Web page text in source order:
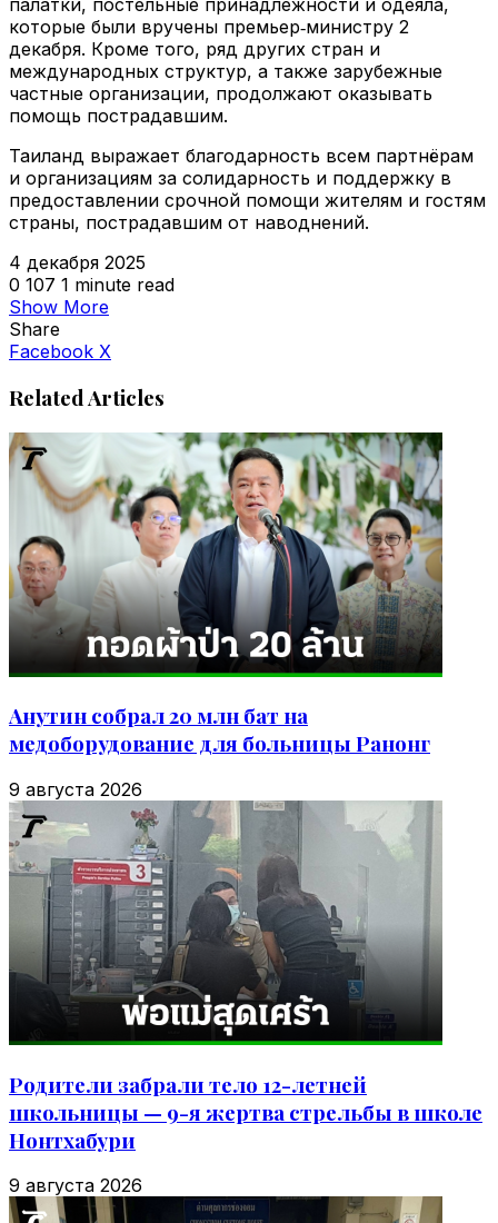
палатки, постельные принадлежности и одеяла,
которые были вручены премьер‑министру 2
декабря. Кроме того, ряд других стран и
международных структур, а также зарубежные
частные организации, продолжают оказывать
помощь пострадавшим.
Таиланд выражает благодарность всем партнёрам
и организациям за солидарность и поддержку в
предоставлении срочной помощи жителям и гостям
страны, пострадавшим от наводнений.
4 декабря 2025
0 107 1 minute read
Show More
Share
Facebook X
Related Articles
Анутин собрал 20 млн бат на
медоборудование для больницы Ранонг
9 августа 2026
Родители забрали тело 12-летней
школьницы — 9-я жертва стрельбы в школе
Нонтхабури
9 августа 2026